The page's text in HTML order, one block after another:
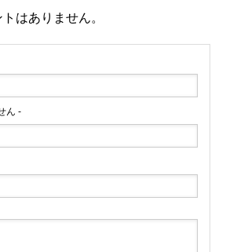
はありません。
ん -